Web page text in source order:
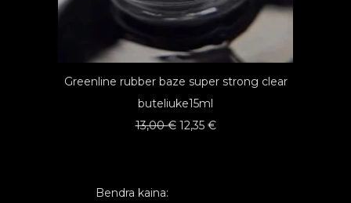
Greenline rubber baze super strong clear
buteliuke15ml
13,00€ Original
12,35 €Current
Bendra kaina: